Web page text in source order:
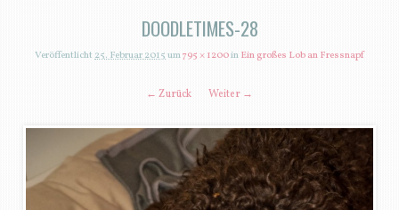
DOODLETIMES-28
Veröffentlicht25. Februar 2015um795 × 1200inEin großes Lob an Fressnapf
← Zurück Weiter →